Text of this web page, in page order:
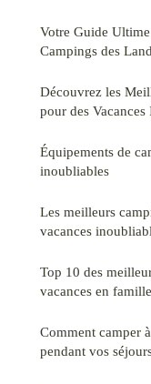
Votre Guide
Campings des
Découvrez les
pour des
Équipements de
inoubliables
Les meilleurs
vacances
Top 10 des
vacances en
Comment camper
pendant vos